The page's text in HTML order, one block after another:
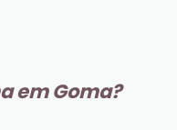
em Goma?